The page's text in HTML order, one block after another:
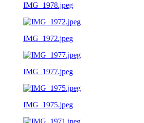
IMG_1978.jpeg
IMG_1972.jpeg
IMG_1977.jpeg
IMG_1975.jpeg